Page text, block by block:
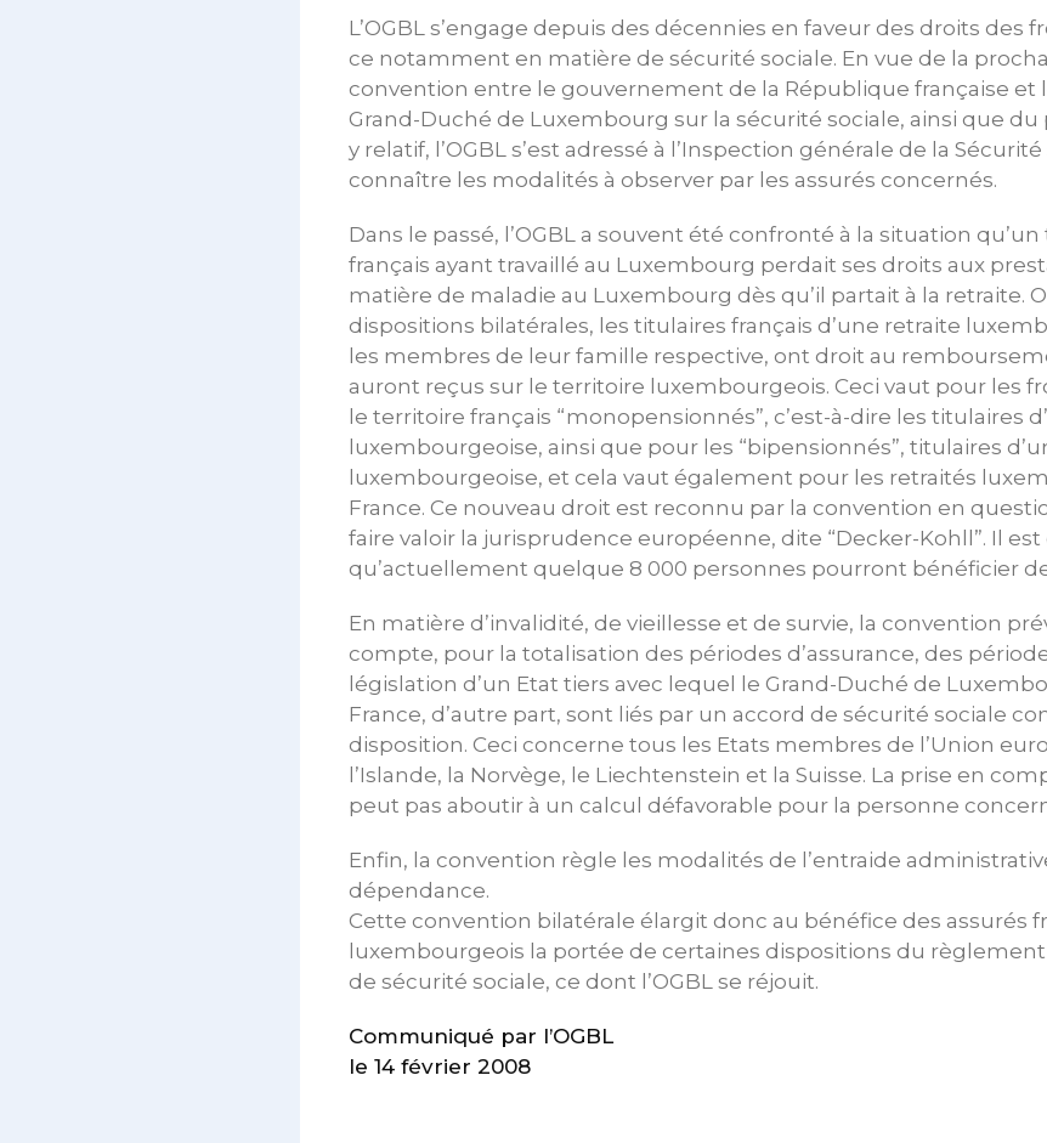
L’OGBL s’engage depuis des décennies en faveur des droits des
ce notamment en matière de sécurité sociale. En vue de la
convention entre le gouvernement de la République française
Grand-Duché de Luxembourg sur la sécurité sociale, ainsi que
y relatif, l’OGBL s’est adressé à l’Inspection générale de la
connaître les modalités à observer par les assurés concernés.
Dans le passé, l’OGBL a souvent été confronté à la situation
français ayant travaillé au Luxembourg perdait ses droits aux
matière de maladie au Luxembourg dès qu’il partait à la retraite.
dispositions bilatérales, les titulaires français d’une retraite
les membres de leur famille respective, ont droit au
auront reçus sur le territoire luxembourgeois. Ceci vaut pour les
le territoire français “monopensionnés”, c’est-à-dire les titulaires
luxembourgeoise, ainsi que pour les “bipensionnés”, titulaires
luxembourgeoise, et cela vaut également pour les retraités
France. Ce nouveau droit est reconnu par la convention en
faire valoir la jurisprudence européenne, dite “Decker-Kohll”. Il
qu’actuellement quelque 8 000 personnes pourront bénéficier
En matière d’invalidité, de vieillesse et de survie, la convention
compte, pour la totalisation des périodes d’assurance, des
législation d’un Etat tiers avec lequel le Grand-Duché de
France, d’autre part, sont liés par un accord de sécurité sociale
disposition. Ceci concerne tous les Etats membres de l’Union
l’Islande, la Norvège, le Liechtenstein et la Suisse. La prise en
peut pas aboutir à un calcul défavorable pour la personne
Enfin, la convention règle les modalités de l’entraide
dépendance.
Cette convention bilatérale élargit donc au bénéfice des assurés
luxembourgeois la portée de certaines dispositions du
de sécurité sociale, ce dont l’OGBL se réjouit.
Communiqué par l’OGBL
le 14 février 2008